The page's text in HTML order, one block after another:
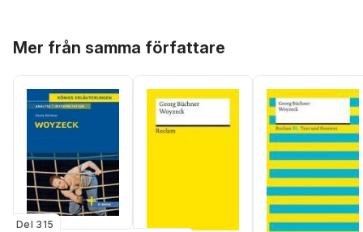
Mer från samma författare
Del 315